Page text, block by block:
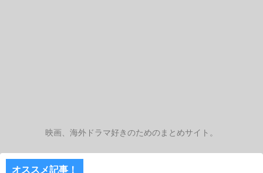
映画、海外ドラマ好きのためのまとめサイト。
オススメ記事！